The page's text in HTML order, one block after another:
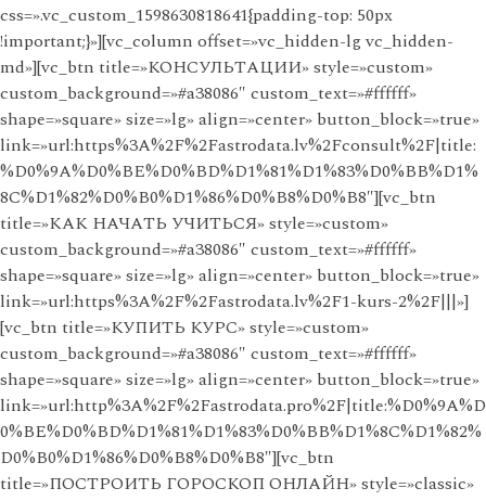
css=».vc_custom_1598630818641{padding-top: 50px
!important;}»][vc_column offset=»vc_hidden-lg vc_hidden-
md»][vc_btn title=»КОНСУЛЬТАЦИИ» style=»custom»
custom_background=»#a38086″ custom_text=»#ffffff»
shape=»square» size=»lg» align=»center» button_block=»true»
link=»url:https%3A%2F%2Fastrodata.lv%2Fconsult%2F|title:
%D0%9A%D0%BE%D0%BD%D1%81%D1%83%D0%BB%D1%
8C%D1%82%D0%B0%D1%86%D0%B8%D0%B8″][vc_btn
title=»КАК НАЧАТЬ УЧИТЬСЯ» style=»custom»
custom_background=»#a38086″ custom_text=»#ffffff»
shape=»square» size=»lg» align=»center» button_block=»true»
link=»url:https%3A%2F%2Fastrodata.lv%2F1-kurs-2%2F|||»]
[vc_btn title=»КУПИТЬ КУРС» style=»custom»
custom_background=»#a38086″ custom_text=»#ffffff»
shape=»square» size=»lg» align=»center» button_block=»true»
link=»url:http%3A%2F%2Fastrodata.pro%2F|title:%D0%9A%D
0%BE%D0%BD%D1%81%D1%83%D0%BB%D1%8C%D1%82%
D0%B0%D1%86%D0%B8%D0%B8″][vc_btn
title=»ПОСТРОИТЬ ГОРОСКОП ОНЛАЙН» style=»classic»